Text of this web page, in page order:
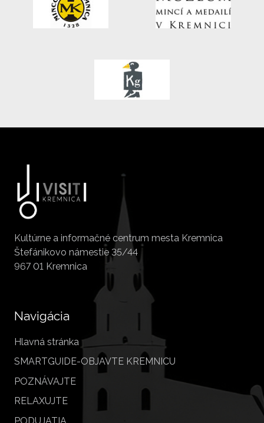
Kultúrne a informačné centrum mesta Kremnica
Štefánikovo námestie 35/44
967 01 Kremnica
Navigácia
Hlavná stránka
SMARTGUIDE-OBJAVTE KREMNICU
POZNÁVAJTE
RELAXUJTE